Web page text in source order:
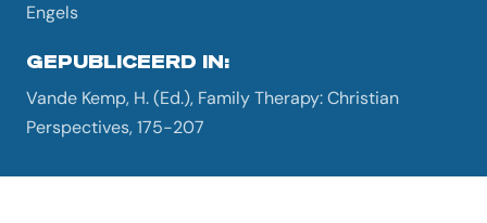
Engels
GEPUBLICEERD IN:
Vande Kemp, H. (Ed.), Family Therapy: Christian
Perspectives, 175-207